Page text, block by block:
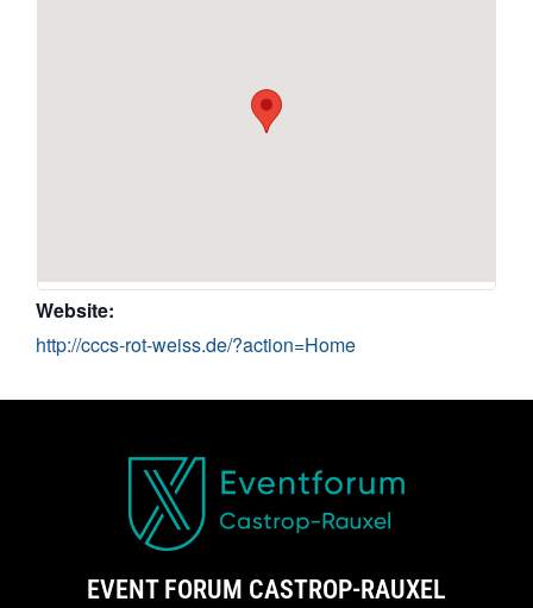
Website:
http://cccs-rot-weiss.de/?action=Home
EVENT FORUM CASTROP-RAUXEL